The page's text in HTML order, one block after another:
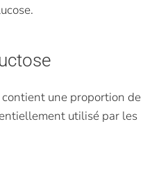
contient une proportion de
utilisé par les